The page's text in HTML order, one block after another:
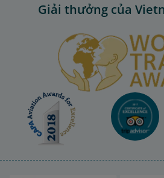
Giải thưởng của